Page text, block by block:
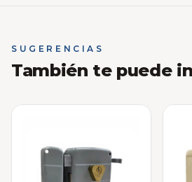
SUGERENCIAS
También te puede